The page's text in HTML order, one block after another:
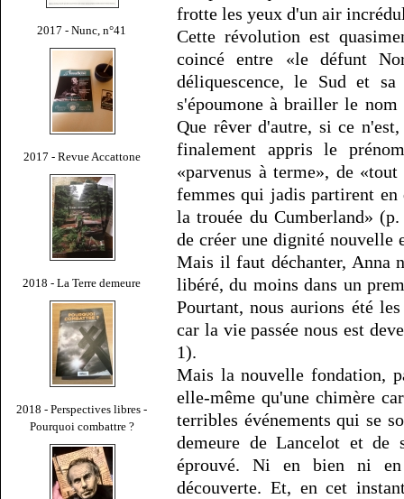
2017 - Nunc, n°41
2017 - Revue Accattone
2018 - La Terre demeure
2018 - Perspectives libres -
Pourquoi combattre ?
frotte les yeux d'un air
Cette révolution est
coincé entre «le défunt
déliquescence, le Sud et
s'époumone à brailler le
Que rêver d'autre, si ce
finalement appris le
«parvenus à terme», de
femmes qui jadis partirent en
la trouée du Cumberland»
de créer une dignité nouvelle
Mais il faut déchanter, Anna
libéré, du moins dans un
Pourtant, nous aurions été
car la vie passée nous est
1).
Mais la nouvelle fondation,
elle-même qu'une chimère
terribles événements qui se
demeure de Lancelot et
éprouvé. Ni en bien ni
découverte. Et, en cet